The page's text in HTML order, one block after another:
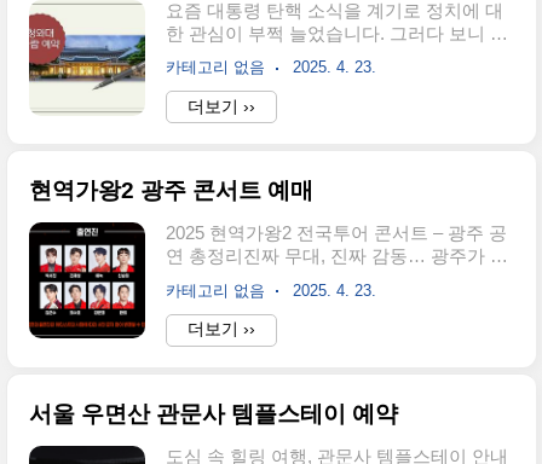
헌법재판관 기본 프로필이름: 문형배 (文炯
培)출생: 1965년 2월 2일, 경상남도 하동군
북천면본관: 남평 문씨가족: 배우자 이경아,
1남현직: 헌법재판소 재판관, 헌재소장 권한
대행병역: 육군 중위 만기 전역 (군법무관)
요즘 대통령 탄핵 소식을 계기로 정치에 대
한 관심이 부쩍 늘었습니다. 그러다 보니 자
연스럽게 청와대에 대해서도 궁금해졌고,
현재는 국민 누구나 관람할 수 있다는 사실
을 알게 되어 직접 정보를 찾아보았습니다.
저처럼 최근에 정치와 역사 공간에 관심을
이번 글에서는 제가 알아본 청와대 관람 정
인가요?청와대는 과거 대한민국 대통령의
집무실과 관저로 사용되던 공간으로, 서울
종로구 북악산 자락에 위치해 있습니다. 푸
민국 현대 정치사의 상징적인 공간이며,
용되고..
카테고리 없음 2025. 4. 23.
더보기 ››
현역가왕2 광주 콘서트 예매
2025 현역가왕2 전국투어 콘서트 – 광주 공
연 총정리진짜 무대, 진짜 감동… 광주가 트
롯으로 물든다! “TV로만 보던 무대, 드디어
광주에서 눈앞에서 만나요!”MBN ‘현역가왕
2’ 전국투어 콘서트가드디어 광주 공연을 확
정했습니다!트롯 팬이라면 이미 익숙한 이
서 뜨거운 라이브 무대를 선보입니다.“엄마
카테고리 없음 2025. 4. 23.
더보기 ››
서울 우면산 관문사 템플스테이 예약
도심 속 힐링 여행, 관문사 템플스테이 안내